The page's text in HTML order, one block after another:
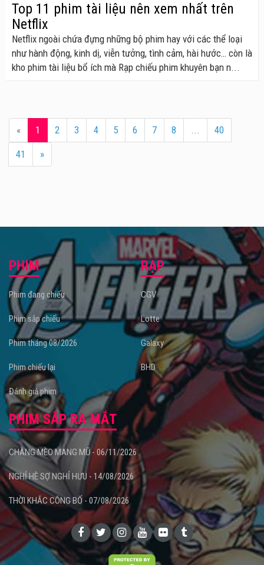
Top 11 phim tài liệu nên xem nhất trên
Netflix
Netflix ngoài chứa đựng những bộ phim hay với các thể loại
như hành động, kinh dị, viễn tưởng, tình cảm, hài hước… còn là
kho phim tài liệu bổ ích mà Rạp chiếu phim khuyên bạn n...
« 1 2 3 4 5 6 7 8 ... 40
41 »
PHIM
Phim đang chiếu
Phim sắp chiếu
Phim tháng 08/2026
Phim chiếu lại
Đánh giá phim
RẠP
CGV
Lotte
Galaxy
BHD
PHIM SẮP RA MẮT
CHÀNG MÈO MANG MŨ - 06/11/2026
NGHỈ HÈ SỢ NGHỈ HƯU - 14/08/2026
THỜI KHẮC CÔNG BỐ - 07/08/2026